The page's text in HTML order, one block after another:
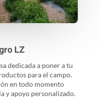
LZ
dedicada a poner a tu
para el campo.
en todo momento
y apoyo personalizado.